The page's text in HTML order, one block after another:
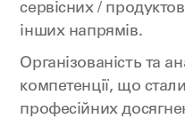
сервісних /
інших напрямів.
Організованість та
компетенції, що
професійних